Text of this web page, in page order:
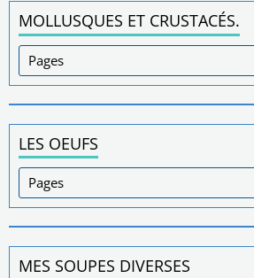
MOLLUSQUES ET CRUSTACÉS.
LES OEUFS
MES SOUPES DIVERSES